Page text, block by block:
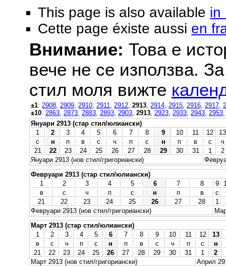
This page is also available in
Cette page éxiste aussi en
Внимание: Това е
вече не се използва.
стил моля вижте
±1: 2908 2909 2910 2911 2912 2913 2914 2915 2916 2917
±10: 2863 2873 2883 2893 2903 2913 2923 2933 2943 2953
Януари 2913 (стар стил/юлиански)
1
2 3 4 5 6 7 8 9 10 11 12
13
с
н п в с ч п с н п в с
ч
21
22 23 24 25 26 27 28 29 30 31 1
2
Януари 2913 (нов стил/григориански)
Февруари 2913 (стар стил/юлиански)
1
2 3 4 5 6 7 8 9
в
с ч п с н п в с
21
22 23 24 25 26 27 28 1
Февруари 2913 (нов стил/григориански)
Март 2913 (стар стил/юлиански)
1
2 3 4 5 6 7 8 9 10 11 12 13
в
с ч п с н п в с ч п с
н
21
22 23 24 25 26 27 28 29 30 31 1
2
Март 2913 (нов стил/григориански)
Април